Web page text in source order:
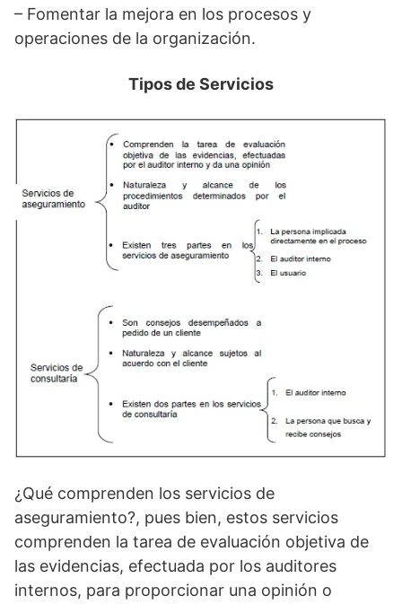
– Fomentar la mejora en los procesos y
operaciones de la organización.
Tipos de Servicios
¿Qué comprenden los servicios de
aseguramiento?, pues bien, estos servicios
comprenden la tarea de evaluación objetiva de
las evidencias, efectuada por los auditores
internos, para proporcionar una opinión o